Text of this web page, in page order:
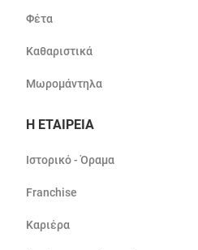
Φέτα
Καθαριστικά
Μωρομάντηλα
Η ΕΤΑΙΡΕΙΑ
Ιστορικό - Όραμα
Franchise
Καριέρα